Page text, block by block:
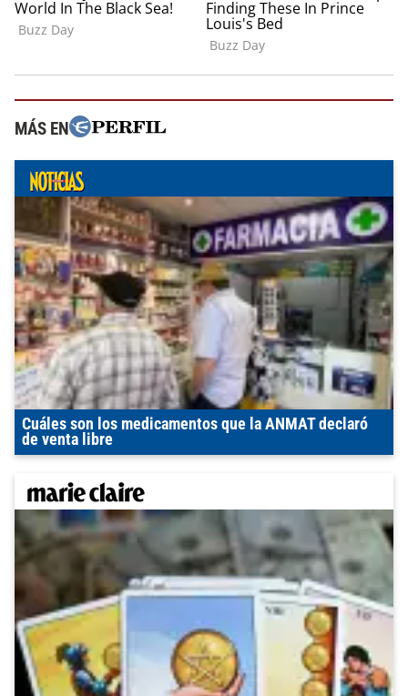
MÁS EN
Cuáles son los medicamentos que la ANMAT declaró
de venta libre